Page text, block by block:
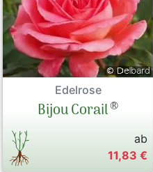
Edelrose
Bijou Corail®
ab
11,83 €